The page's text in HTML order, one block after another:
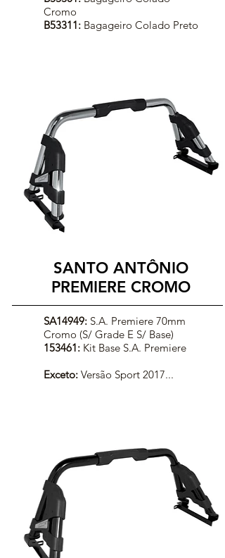
Cromo
B53311:Bagageiro Colado Preto
SANTO ANTÔNIO
PREMIERE CROMO
SA14949: S.A. Premiere 70mm
Cromo (S/ Grade E S/ Base)
153461:Kit Base S.A. Premiere
Exceto: Versão Sport 2017...